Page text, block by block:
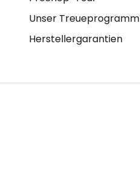
Unser Treueprogramm
Herstellergarantien